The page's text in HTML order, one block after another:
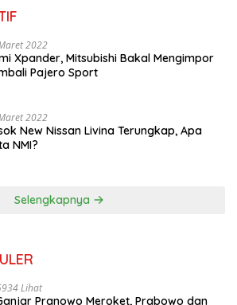
2022
Xpander, Mitsubishi Bakal Mengimpor
Pajero Sport
2022
New Nissan Livina Terungkap, Apa
NMI?
Selengkapnya
Lihat
Pranowo Meroket, Prabowo dan